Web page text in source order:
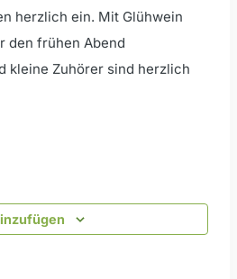
herzlich ein. Mit Glühwein
den frühen Abend
kleine Zuhörer sind herzlich